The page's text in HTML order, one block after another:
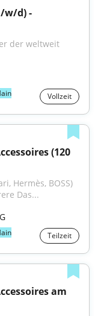
w/d) -
der weltweit
Vollzeit
(120
Hermès, BOSS)
Das...
Teilzeit
am